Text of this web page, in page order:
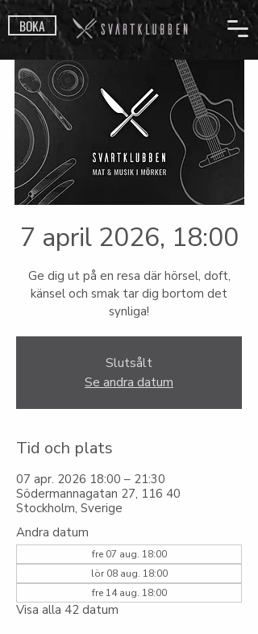
BOKA
7 april 2026, 18:00
Ge dig ut på en resa där hörsel, doft,
känsel och smak tar dig bortom det
synliga!
Slutsålt
Se andra datum
Tid och plats
07 apr. 2026 18:00 – 21:30
Södermannagatan 27, 116 40
Stockholm, Sverige
Andra datum
fre 07 aug. 18:00
lör 08 aug. 18:00
fre 14 aug. 18:00
Visa alla 42 datum